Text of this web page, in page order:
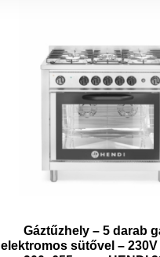
Gáztűzhely – 5 darab
elektromos sütővel – 230V